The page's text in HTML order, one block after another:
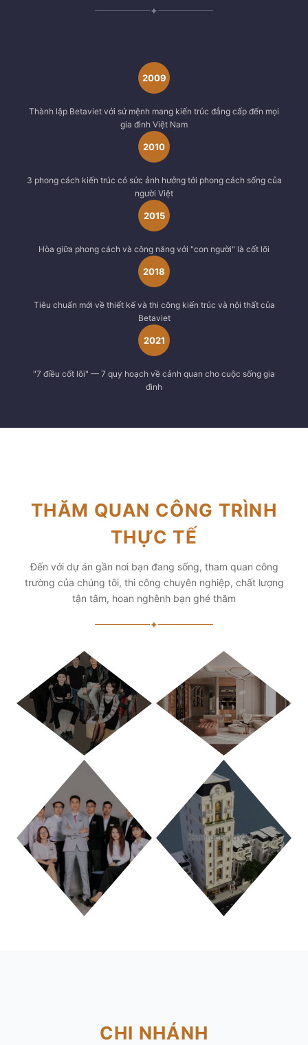
✦
2009
Thành lập Betaviet với sứ mệnh mang kiến trúc đẳng cấp đến mọi
gia đình Việt Nam
2010
3 phong cách kiến trúc có sức ảnh hưởng tới phong cách sống của
người Việt
2015
Hòa giữa phong cách và công năng với "con người" là cốt lõi
2018
Tiêu chuẩn mới về thiết kế và thi công kiến trúc và nội thất của
Betaviet
2021
"7 điều cốt lõi" — 7 quy hoạch về cảnh quan cho cuộc sống gia
đình
THĂM QUAN CÔNG TRÌNH
THỰC TẾ
Đến với dự án gần nơi bạn đang sống, tham quan công
trường của chúng tôi, thi công chuyên nghiệp, chất lượng
tận tâm, hoan nghênh bạn ghé thăm
✦
TP. HỒ CHÍ MINH
CHI NHÁNH